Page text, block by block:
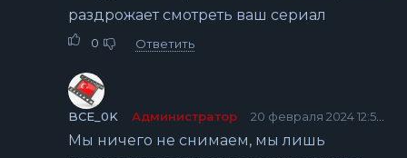
раздрожает смотреть ваш сериал
0 Ответить
BCE_0K Администратор 20 февраля 2024 12:54
Мы ничего не снимаем, мы лишь